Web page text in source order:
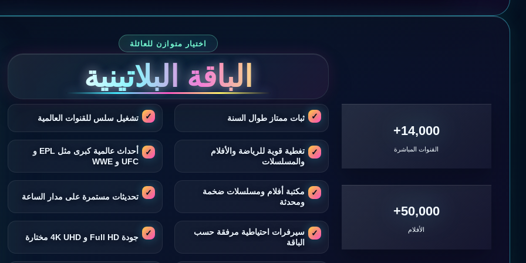
اختيار متوازن للعائلة
الباقة البلاتينية
ثبات ممتاز طوال السنة تشغيل سلس للقنوات العالمية
تغطية قوية للرياضة والأفلام
والمسلسلات
أحداث عالمية كبرى مثل EPL و
UFC و WWE
مكتبة أفلام ومسلسلات ضخمة
ومحدثة
تحديثات مستمرة على مدار الساعة
سيرفرات احتياطية مرفقة حسب
الباقة
جودة Full HD و 4K UHD مختارة
14,000+
القنوات المباشرة
50,000+
الأفلام